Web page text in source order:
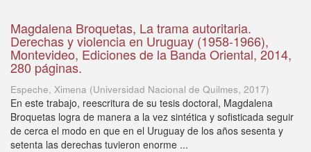
Magdalena Broquetas, La trama autoritaria.
Derechas y violencia en Uruguay (1958-1966),
Montevideo, Ediciones de la Banda Oriental, 2014,
280 páginas.
Espeche, Ximena (Universidad Nacional de Quilmes, 2017)
En este trabajo, reescritura de su tesis doctoral, Magdalena
Broquetas logra de manera a la vez sintética y sofisticada seguir
de cerca el modo en que en el Uruguay de los años sesenta y
setenta las derechas tuvieron enorme ...